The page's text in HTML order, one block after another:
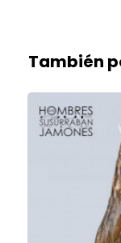
También